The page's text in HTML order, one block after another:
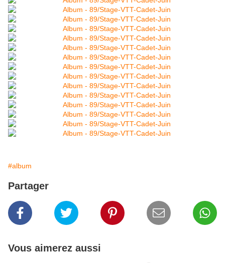
#album
Partager
Vous aimerez aussi